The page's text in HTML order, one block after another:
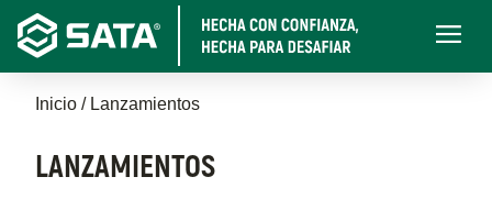
Pasar
contenido
principal
Main
Sobrescribir
enlaces
Inicio Lanzamientos
LANZAMIENTOS